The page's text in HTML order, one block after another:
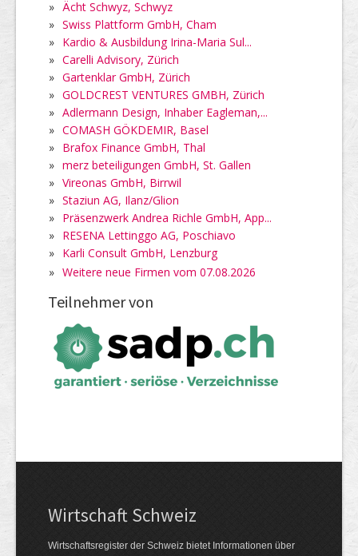
» Ächt Schwyz, Schwyz
» Swiss Plattform GmbH, Cham
» Kardio & Ausbildung Irina-Maria Sul...
» Carelli Advisory, Zürich
» Gartenklar GmbH, Zürich
» GOLDCREST VENTURES GMBH, Zürich
» Adlermann Design, Inhaber Eagleman,...
» COMASH GÖKDEMIR, Basel
» Brafox Finance GmbH, Thal
» merz beteiligungen GmbH, St. Gallen
» Vireonas GmbH, Birrwil
» Staziun AG, Ilanz/Glion
» Präsenzwerk Andrea Richle GmbH, App...
» RESENA Lettinggo AG, Poschiavo
» Karli Consult GmbH, Lenzburg
» Weitere neue Firmen vom 07.08.2026
Teilnehmer von
Wirtschaft Schweiz
Wirtschaftsregister der Schweiz bietet Informationen über